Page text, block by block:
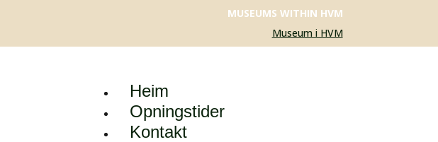
MUSEUMS WITHIN HVM
Museum i HVM
Heim
Opningstider
Kontakt